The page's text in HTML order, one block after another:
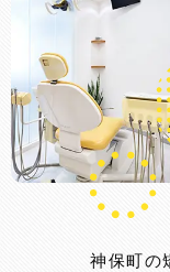
神保町の